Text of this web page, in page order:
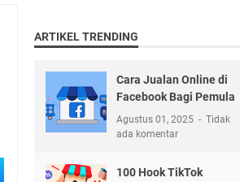
ARTIKEL TRENDING
Cara Jualan Online di
Facebook Bagi Pemula
Agustus 01, 2025
Tidak
ada komentar
100 Hook TikTok